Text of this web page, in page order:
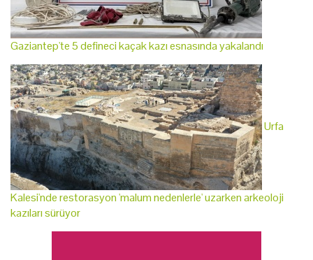
Gaziantep'te 5 defineci kaçak kazı esnasında yakalandı
Urfa
Kalesi'nde restorasyon 'malum nedenlerle' uzarken arkeoloji
kazıları sürüyor